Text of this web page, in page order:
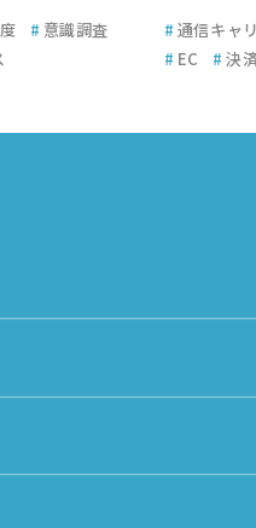
# 意識調査
# 通信キャ
# EC # 決